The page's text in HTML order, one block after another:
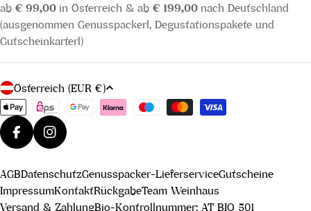
ab € 99,00 in Österreich & ab € 199,00 nach Deutschland
(ausgenommen Genusspackerl, Degustationspakete und
Gutscheinkarterl)
L
a
n
d
R
e
Österreich (EUR €)
Zahlungsmethoden
FacebookInstagram
AGBDatenschutzGenusspacker-LieferserviceGutscheine
ImpressumKontaktRückgabeTeam Weinhaus
Versand & ZahlungBio-Kontrollnummer: AT BIO 501